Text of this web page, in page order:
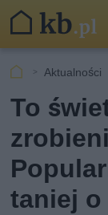
Aktualności
To
taniej o